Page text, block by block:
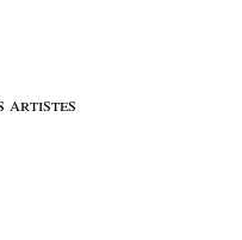
artistes